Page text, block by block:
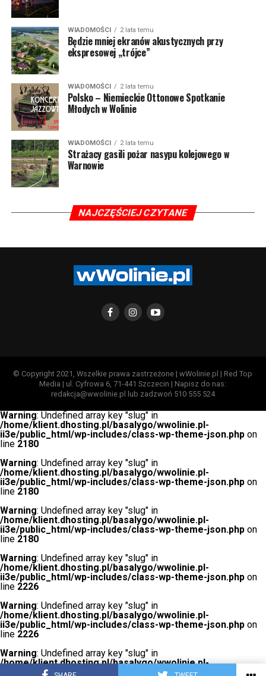
WIADOMOŚCI 2 lata temu
Będzie mniej ekranów akustycznych przy
ekspresowej „trójce”
WIADOMOŚCI 2 lata temu
Polsko – Niemieckie Ottonowe Spotkanie
Młodych w Wolinie
WIADOMOŚCI 2 lata temu
Strażacy gasili pożar nasypu kolejowego w
Warnowie
NAJCZĘŚCIEJ CZYTANE
© Copyright 2021, Wszelkie prawa zastrzeżone | wWolinie.pl | Red Top
Media | ul. Cyfrowa 6, 71-441 Szczecin | Napisz do nas:
redakcja@wwolinie.pl lub zadzwoń 510 555 524
Warning: Undefined array key "slug" in
/home/klient.dhosting.pl/basalygo/wwolinie.pl-
ii3e/public_html/wp-includes/class-wp-theme-json.php on
line 2180
Warning: Undefined array key "slug" in
/home/klient.dhosting.pl/basalygo/wwolinie.pl-
ii3e/public_html/wp-includes/class-wp-theme-json.php on
line 2180
Warning: Undefined array key "slug" in
/home/klient.dhosting.pl/basalygo/wwolinie.pl-
ii3e/public_html/wp-includes/class-wp-theme-json.php on
line 2180
Warning: Undefined array key "slug" in
/home/klient.dhosting.pl/basalygo/wwolinie.pl-
ii3e/public_html/wp-includes/class-wp-theme-json.php on
line 2226
Warning: Undefined array key "slug" in
/home/klient.dhosting.pl/basalygo/wwolinie.pl-
ii3e/public_html/wp-includes/class-wp-theme-json.php on
line 2226
Warning: Undefined array key "slug" in
/home/klient.dhosting.pl/basalygo/wwolinie.pl-
ii3e/public_html/wp-includes/class-wp-theme-json.php
on